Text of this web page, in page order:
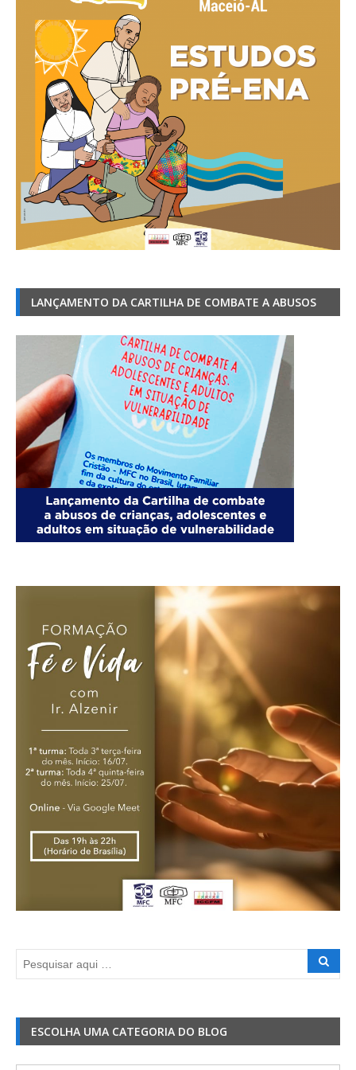
LANÇAMENTO DA CARTILHA DE COMBATE A ABUSOS
ESCOLHA UMA CATEGORIA DO BLOG